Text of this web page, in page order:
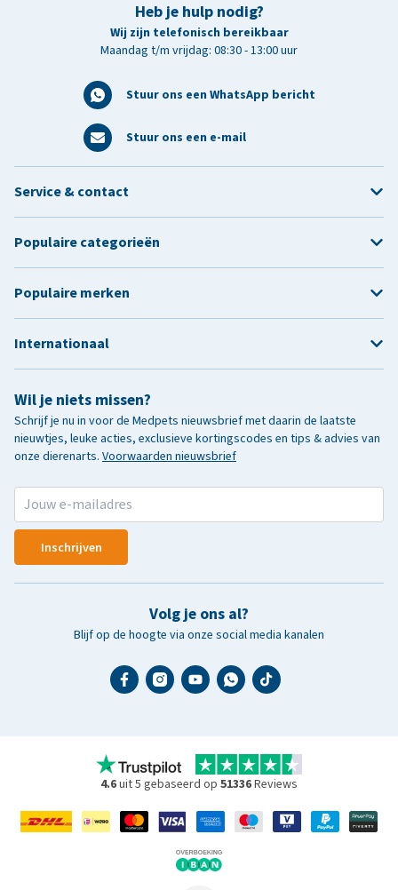
Heb je hulp nodig?
Wij zijn telefonisch bereikbaar
Maandag t/m vrijdag: 08:30 - 13:00 uur
Stuur ons een WhatsApp bericht
Stuur ons een e-mail
Wil je niets missen?
Schrijf je nu in voor de Medpets nieuwsbrief met daarin de laatste
nieuwtjes, leuke acties, exclusieve kortingscodes en tips & advies van
onze dierenarts. Voorwaarden nieuwsbrief
Inschrijven
Volg je ons al?
Blijf op de hoogte via onze social media kanalen
Service & contact
Populaire categorieën
Populaire merken
Internationaal
4.6uit 5 gebaseerd op 51336Reviews